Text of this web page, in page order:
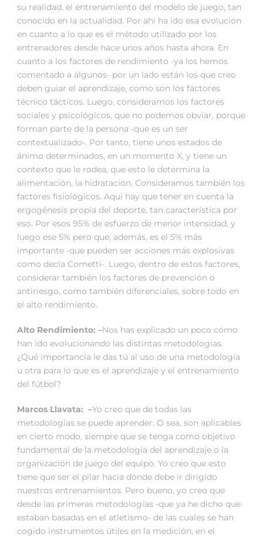
su realidad, el entrenamiento del modelo de juego, tan
conocido en la actualidad. Por ahí ha ido esa evolución
en cuanto a lo que es el método utilizado por los
entrenadores desde hace unos años hasta ahora. En
cuanto a los factores de rendimiento -ya los hemos
comentado a algunos- por un lado están los que creo
deben guiar el aprendizaje, como son los factores
técnico tácticos. Luego, consideramos los factores
sociales y psicológicos, que no podemos obviar, porque
forman parte de la persona -que es un ser
contextualizado-. Por tanto, tiene unos estados de
ánimo determinados, en un momento X, y tiene un
contexto que le rodea, que esto le determina la
alimentación, la hidratación. Consideramos también los
factores fisiológicos. Aquí hay que tener en cuenta la
ergogénesis propia del deporte, tan característica por
eso. Por esos 95% de esfuerzo de menor intensidad, y
luego ese 5% pero que, además, es el 5% más
importante -que pueden ser acciones más explosivas
como decía Cometti-. Luego, dentro de estos factores,
considerar también los factores de prevención o
antiriesgo, como también diferenciales, sobre todo en
el alto rendimiento.
Alto Rendimiento: –Nos has explicado un poco cómo
han ido evolucionando las distintas metodologías.
¿Qué importancia le das tú al uso de una metodología
u otra para lo que es el aprendizaje y el entrenamiento
del fútbol?
Marcos Llavata: –Yo creo que de todas las
metodologías se puede aprender. O sea, son aplicables
en cierto modo, siempre que se tenga como objetivo
fundamental de la metodología del aprendizaje o la
organización de juego del equipo. Yo creo que esto
tiene que ser el pilar hacia dónde debe ir dirigido
nuestros entrenamientos. Pero bueno, yo creo que
desde las primeras metodologías -que ya he dicho que
estaban basadas en el atletismo- de las cuales se han
cogido instrumentos útiles en la medición, en el